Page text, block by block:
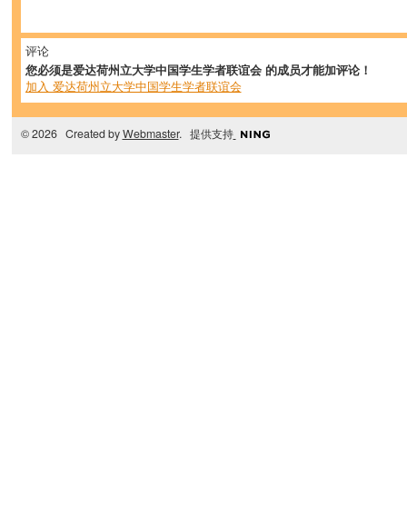
评论
您必须是爱达荷州立大学中国学生学者联谊会 的成员才能加评论！
加入 爱达荷州立大学中国学生学者联谊会
© 2026 Created byWebmaster. 提供支持